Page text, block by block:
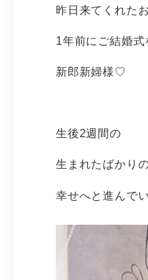
昨日来てくれた
1年前にご結婚
新郎新婦様♡
生後2週間の
生まれたばかり
幸せへと進んで